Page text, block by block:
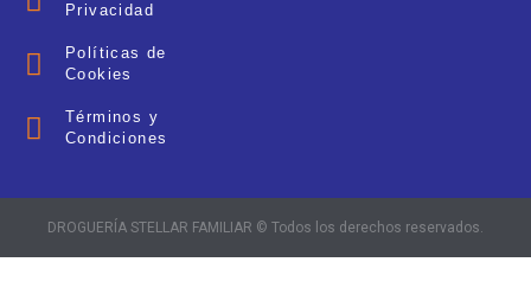
Privacidad
Políticas de
Cookies
Términos y
Condiciones
DROGUERÍA STELLAR FAMILIAR © Todos los derechos reservados.